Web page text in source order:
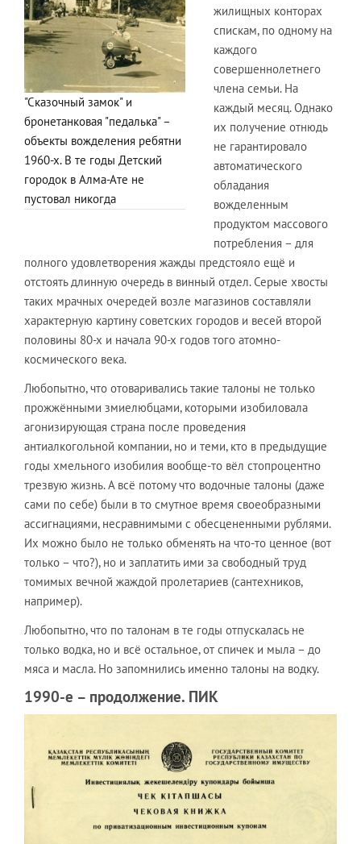
"Сказочный замок" и
бронетанковая "педалька" –
объекты вожделения ребятни
1960-х. В те годы Детский
городок в Алма-Ате не
пустовал никогда
жилищных конторах
спискам, по одному на
каждого
совершеннолетнего
члена семьи. На
каждый месяц. Однако
их получение отнюдь
не гарантировало
автоматического
обладания
вожделенным
продуктом массового
потребления – для
полного удовлетворения жажды предстояло ещё и
отстоять длинную очередь в винный отдел. Серые хвосты
таких мрачных очередей возле магазинов составляли
характерную картину советских городов и весей второй
половины 80-х и начала 90-х годов того атомно-
космического века.
Любопытно, что отоваривались такие талоны не только
прожжёнными змиелюбцами, которыми изобиловала
агонизирующая страна после проведения
антиалкогольной компании, но и теми, кто в предыдущие
годы хмельного изобилия вообще-то вёл стопроцентно
трезвую жизнь. А всё потому что водочные талоны (даже
сами по себе) были в то смутное время своеобразными
ассигнациями, несравнимыми с обесцененными рублями.
Их можно было не только обменять на что-то ценное (вот
только – что?), но и заплатить ими за свободный труд
томимых вечной жаждой пролетариев (сантехников,
например).
Любопытно, что по талонам в те годы отпускалась не
только водка, но и всё остальное, от спичек и мыла – до
мяса и масла. Но запомнились именно талоны на водку.
1990-е – продолжение. ПИК